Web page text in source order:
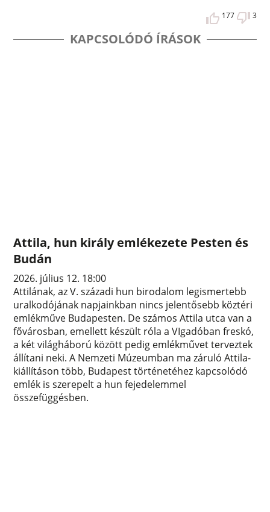
177 3
KAPCSOLÓDÓ ÍRÁSOK
Attila, hun király emlékezete Pesten és
Budán
2026. július 12. 18:00
Attilának, az V. századi hun birodalom legismertebb
uralkodójának napjainkban nincs jelentősebb köztéri
emlékműve Budapesten. De számos Attila utca van a
fővárosban, emellett készült róla a VIgadóban freskó,
a két világháború között pedig emlékművet terveztek
állítani neki. A Nemzeti Múzeumban ma záruló Attila-
kiállításon több, Budapest történetéhez kapcsolódó
emlék is szerepelt a hun fejedelemmel
összefüggésben.